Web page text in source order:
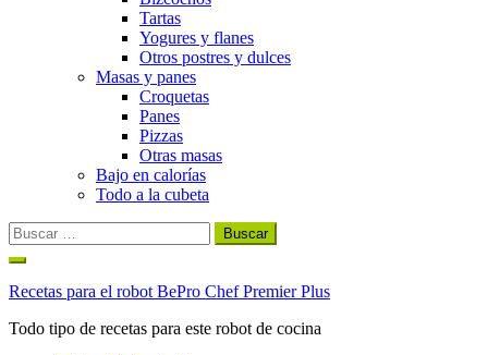
Tartas
Yogures y flanes
Otros postres y dulces
Masas y panes
Croquetas
Panes
Pizzas
Otras masas
Bajo en calorías
Todo a la cubeta
Buscar:
Ir
contenido
Recetas para el robot BePro Chef Premier Plus
Todo tipo de recetas para este robot de cocina